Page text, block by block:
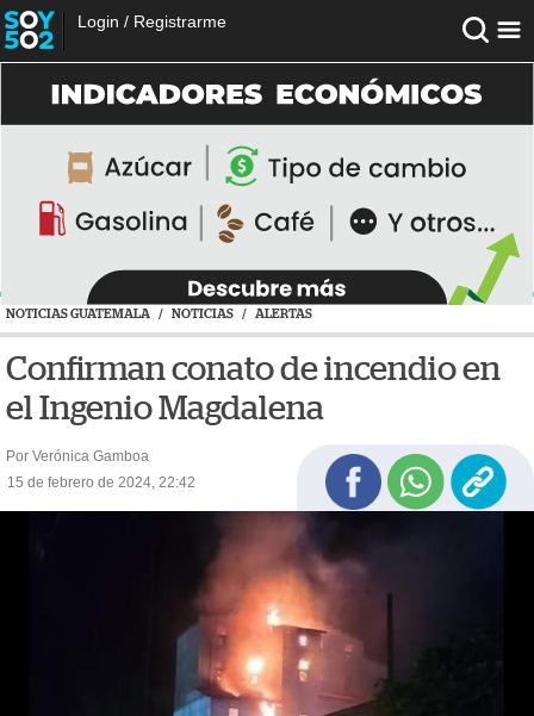
Login / Registrarme
NOTICIAS GUATEMALA / NOTICIAS / ALERTAS
Confirman conato de incendio en
el Ingenio Magdalena
Por Verónica Gamboa
15 de febrero de 2024, 22:42